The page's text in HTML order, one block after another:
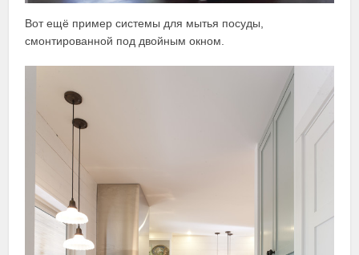
Вот ещё пример системы для мытья посуды,
смонтированной под двойным окном.